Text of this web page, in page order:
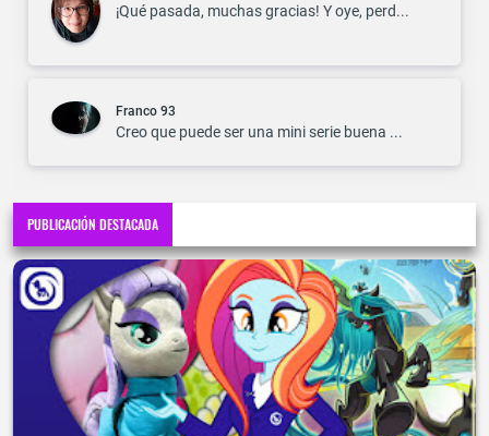
¡Qué pasada, muchas gracias! Y oye, perd...
Franco 93
Creo que puede ser una mini serie buena ...
PUBLICACIÓN DESTACADA